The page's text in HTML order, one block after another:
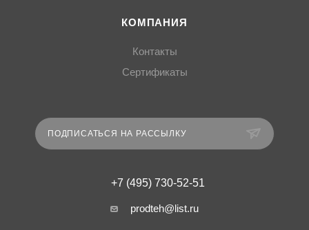
КОМПАНИЯ
Контакты
Сертификаты
ПОДПИСАТЬСЯ НА РАССЫЛКУ
+7 (495) 730-52-51
prodteh@list.ru